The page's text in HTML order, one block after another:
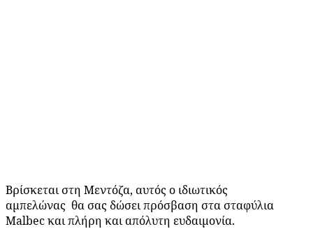
Βρίσκεται στη Μεντόζα, αυτός ο ιδιωτικός
αμπελώνας θα σας δώσει πρόσβαση στα σταφύλια
Malbec και πλήρη και απόλυτη ευδαιμονία.